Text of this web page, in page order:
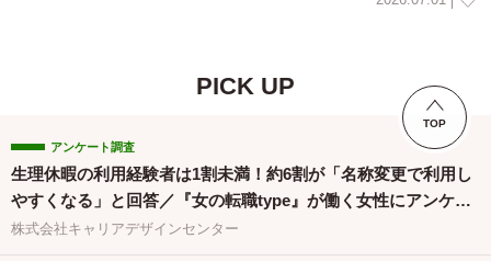
PICK UP
アンケート調査
生理休暇の利用経験者は1割未満！約6割が「名称変更で利用し
やすくなる」と回答／『女の転職type』が働く女性にアンケー
ト【第134回】
株式会社キャリアデザインセンター
TOP